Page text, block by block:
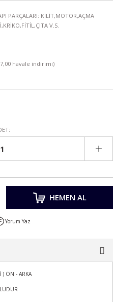
PARÇALARI: KİLİT,MOTOR,AÇMA
V.S.
havale indirimi)
HEMEN AL
Yorum Yaz
) ÖN - ARKA